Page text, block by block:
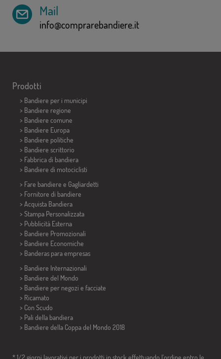
Mail
info@comprarebandiere.it
Prodotti
> Bandiere per i municipi
> Bandiere regione
> Bandiere comune
> Bandiere Europa
> Bandiere politiche
> Bandiere scrittorio
> Fabbrica di bandiera
> Bandiere di motociclisti
> Fare bandiere e Gagliardetti
> Fornitore di bandiere
> Acquista Bandiera
> Stampa Personalizzata
> Pubblicità Esterna
> Bandiere Promozionali
> Bandiere Economiche
> Banderas para empresas
> Bandiere Internazionali
> Bandiere del Mondo
> Bandiere per negozi e facciate
> Ricamato
> Con Scudo
> Pali della bandiera
> Bandiere della Coppa del Mondo 2018